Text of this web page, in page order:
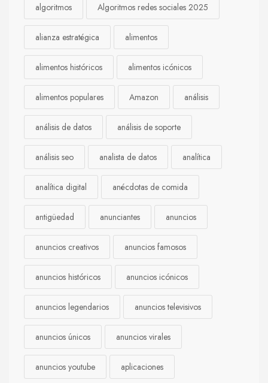
algoritmos Algoritmos redes sociales 2025
alianza estratégica alimentos
alimentos históricos alimentos icónicos
alimentos populares Amazon análisis
análisis de datos análisis de soporte
análisis seo analista de datos analítica
analítica digital anécdotas de comida
antigüedad anunciantes anuncios
anuncios creativos anuncios famosos
anuncios históricos anuncios icónicos
anuncios legendarios anuncios televisivos
anuncios únicos anuncios virales
anuncios youtube aplicaciones